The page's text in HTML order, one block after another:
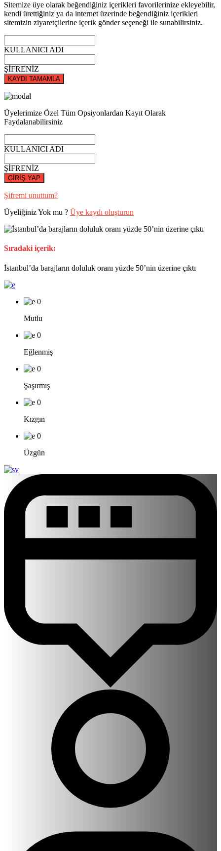
Sitemize üye olarak beğendiğiniz içerikleri favorilerinize ekleyebilir,
kendi ürettiğiniz ya da internet üzerinde beğendiğiniz içerikleri
sitemizin ziyaretçilerine içerik gönder seçeneği ile sunabilirsiniz.
KULLANICI ADI
ŞİFRENİZ
KAYDI TAMAMLA
Üyelerimize Özel Tüm Opsiyonlardan Kayıt Olarak
Faydalanabilirsiniz
KULLANICI ADI
ŞİFRENİZ
GİRİŞ YAP
Şifremi unuttum?
Üyeliğiniz Yok mu ? Üye kaydı oluşturun
Sıradaki içerik:
İstanbul’da barajların doluluk oranı yüzde 50’nin üzerine çıktı
0
Mutlu
0
Eğlenmiş
0
Şaşırmış
0
Kızgın
0
Üzgün